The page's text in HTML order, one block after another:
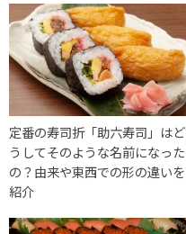
定番の寿司折「助六寿司」はど
うしてそのような名前になった
の？由来や東西での形の違いを
紹介